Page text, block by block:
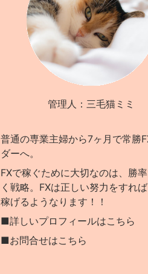
管理人：三毛猫ミミ
普通の専業主婦から7ヶ月で常勝
ダーへ。
FXで稼ぐために大切なのは、勝
く戦略。FXは正しい努力をすれ
稼げるようなります！！
■詳しいプロフィールはこちら
■お問合せはこちら